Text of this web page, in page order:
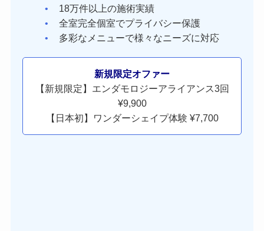
18万件以上の施術実績
全室完全個室でプライバシー保護
多彩なメニューで様々なニーズに対応
新規限定オファー
【新規限定】エンダモロジーアライアンス3回
¥9,900
【日本初】ワンダーシェイプ体験 ¥7,700